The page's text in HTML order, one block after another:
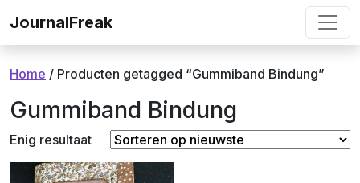
JournalFreak
Home / Producten getagged “Gummiband Bindung”
Gummiband Bindung
Enig resultaat